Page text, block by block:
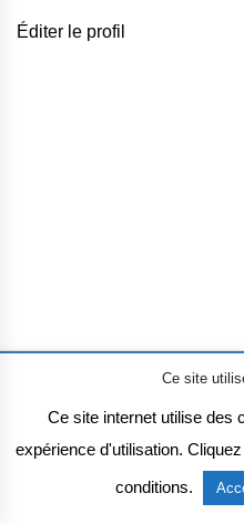
Éditer le profil
Voix à
Ce site
Ce site internet utilise des
expérience d'utilisation.
conditions.